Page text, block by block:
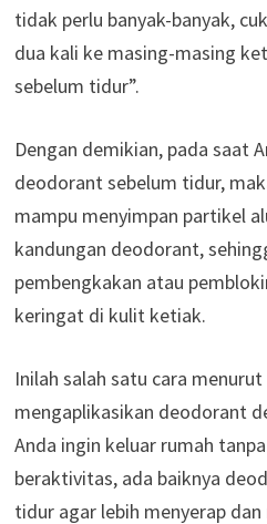
tidak perlu banyak-banyak,
dua kali ke masing-masing
sebelum tidur”.
Dengan demikian, pada saat
deodorant sebelum tidur,
mampu menyimpan partikel
kandungan deodorant,
pembengkakan atau
keringat di kulit ketiak.
Inilah salah satu cara
mengaplikasikan deodorant
Anda ingin keluar rumah
beraktivitas, ada baiknya
tidur agar lebih menyerap